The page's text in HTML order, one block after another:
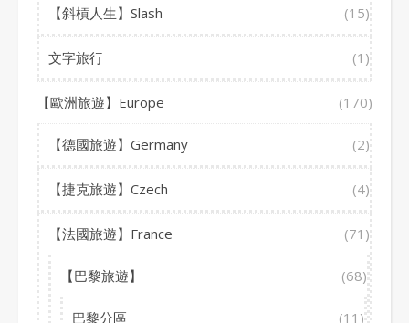
【斜槓人生】Slash (15)
文字旅行 (1)
【歐洲旅遊】Europe (170)
【德國旅遊】Germany (2)
【捷克旅遊】Czech (4)
【法國旅遊】France (71)
【巴黎旅遊】 (68)
巴黎分區 (11)